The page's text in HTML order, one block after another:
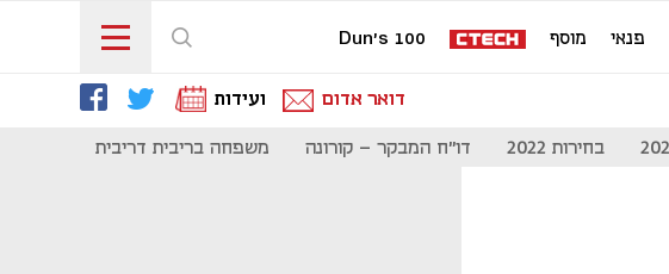
פנאי מוסף Dun's 100
דואר אדום ועידות
בחירות 2022 דו"ח המבקר - קורונה משפחה בריבית דריבית